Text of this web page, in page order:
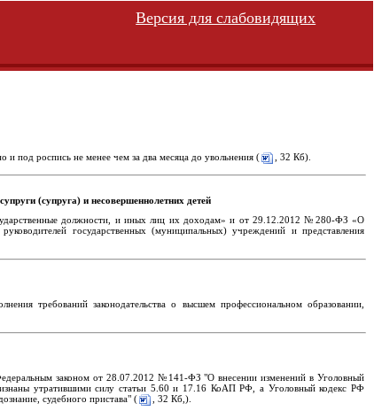
Версия для слабовидящих
и под роспись не менее чем за два месяца до увольнения (
, 32 Кб).
(супруга) и несовершеннолетних детей
должности, и иных лиц их доходам» и от 29.12.2012 №280-ФЗ «О
государственных (муниципальных) учреждений и представления
требований законодательства о высшем профессиональном образовании,
законом от 28.07.2012 №141-ФЗ "О внесении изменений в Уголовный
утратившими силу статьи 5.60 и 17.16 КоАП РФ, а Уголовный кодекс РФ
судебного пристава" (
, 32 Кб,).